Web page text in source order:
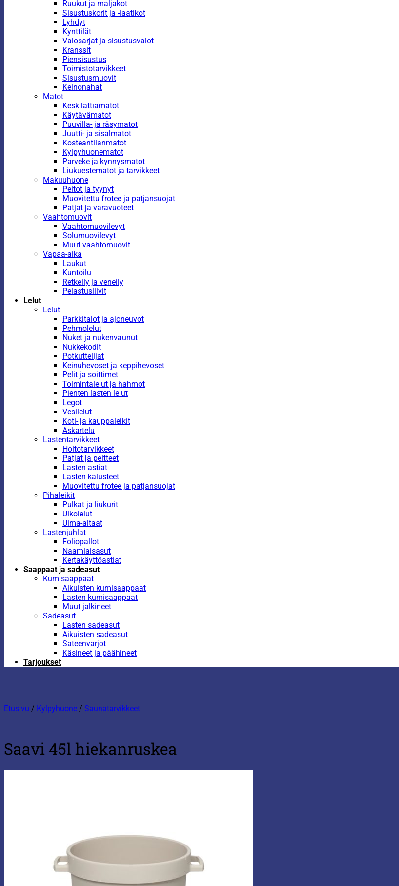
Ruukut ja maljakot
Sisustuskorit ja -laatikot
Lyhdyt
Kynttilät
Valosarjat ja sisustusvalot
Kranssit
Piensisustus
Toimistotarvikkeet
Sisustusmuovit
Keinonahat
Matot
Keskilattiamatot
Käytävämatot
Puuvilla- ja räsymatot
Juutti- ja sisalmatot
Kosteantilanmatot
Kylpyhuonematot
Parveke ja kynnysmatot
Liukuestematot ja tarvikkeet
Makuuhuone
Peitot ja tyynyt
Muovitettu frotee ja patjansuojat
Patjat ja varavuoteet
Vaahtomuovit
Vaahtomuovilevyt
Solumuovilevyt
Muut vaahtomuovit
Vapaa-aika
Laukut
Kuntoilu
Retkeily ja veneily
Pelastusliivit
Lelut
Lelut
Parkkitalot ja ajoneuvot
Pehmolelut
Nuket ja nukenvaunut
Nukkekodit
Potkuttelijat
Keinuhevoset ja keppihevoset
Pelit ja soittimet
Toimintalelut ja hahmot
Pienten lasten lelut
Legot
Vesilelut
Koti- ja kauppaleikit
Askartelu
Lastentarvikkeet
Hoitotarvikkeet
Patjat ja peitteet
Lasten astiat
Lasten kalusteet
Muovitettu frotee ja patjansuojat
Pihaleikit
Pulkat ja liukurit
Ulkolelut
Uima-altaat
Lastenjuhlat
Foliopallot
Naamiaisasut
Kertakäyttöastiat
Saappaat ja sadeasut
Kumisaappaat
Aikuisten kumisaappaat
Lasten kumisaappaat
Muut jalkineet
Sadeasut
Lasten sadeasut
Aikuisten sadeasut
Sateenvarjot
Käsineet ja päähineet
Tarjoukset
Etusivu / Kylpyhuone / Saunatarvikkeet
Saavi 45l hiekanruskea